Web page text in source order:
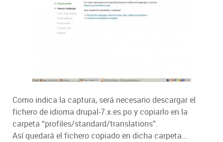
Como indica la captura, será necesario descargar el
fichero de idioma drupal-7.x.es.po y copiarlo en la
carpeta “profiles/standard/translations”.
Así quedará el fichero copiado en dicha carpeta…